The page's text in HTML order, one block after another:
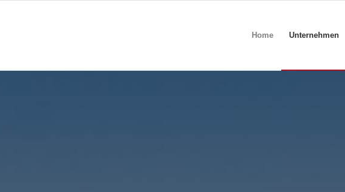
Home Unternehmen